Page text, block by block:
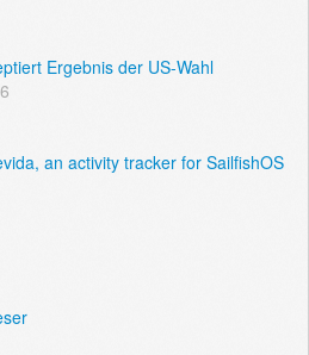
Ergebnis der US-Wahl
an activity tracker for SailfishOS